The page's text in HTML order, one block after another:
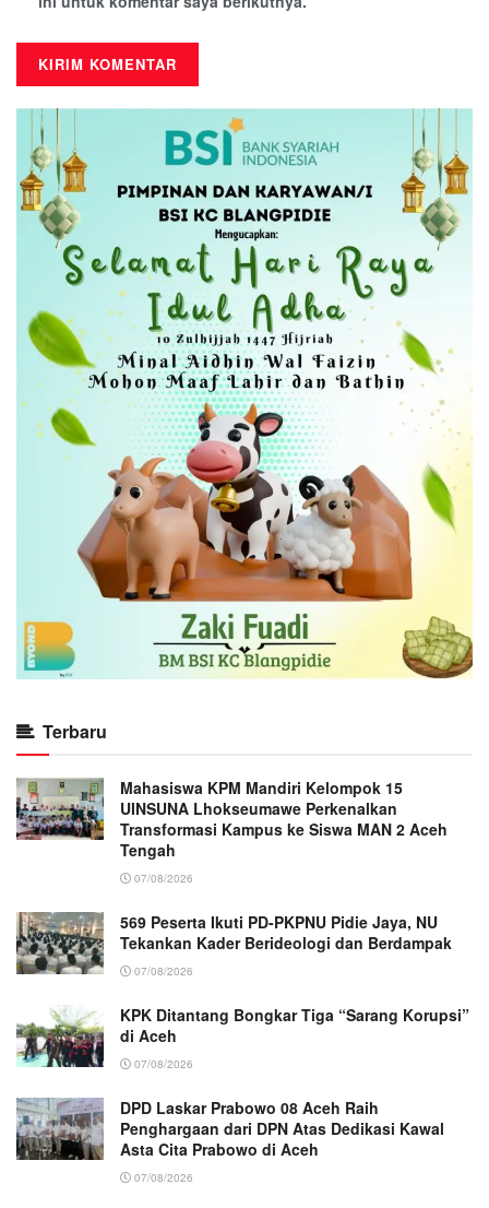
Terbaru
Mahasiswa KPM Mandiri Kelompok 15
UINSUNA Lhokseumawe Perkenalkan
Transformasi Kampus ke Siswa MAN 2 Aceh
Tengah
07/08/2026
569 Peserta Ikuti PD-PKPNU Pidie Jaya, NU
Tekankan Kader Berideologi dan Berdampak
07/08/2026
KPK Ditantang Bongkar Tiga “Sarang Korupsi”
di Aceh
07/08/2026
DPD Laskar Prabowo 08 Aceh Raih
Penghargaan dari DPN Atas Dedikasi Kawal
Asta Cita Prabowo di Aceh
07/08/2026